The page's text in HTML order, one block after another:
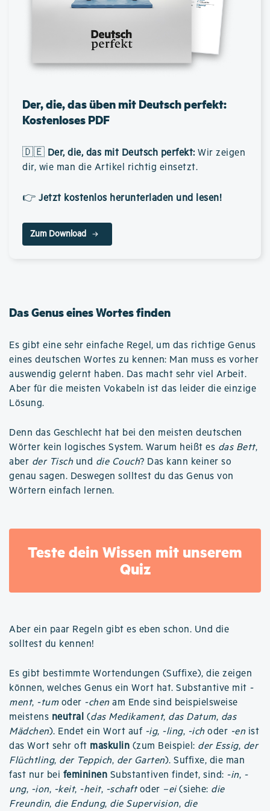
Der, die, das üben mit Deutsch perfekt:
Kostenloses PDF
🇩🇪 Der, die, das mit Deutsch perfekt: Wir zeigen
dir, wie man die Artikel richtig einsetzt.
👉 Jetzt kostenlos herunterladen und lesen!
Zum Download
Das Genus eines Wortes finden
Es gibt eine sehr einfache Regel, um das richtige Genus
eines deutschen Wortes zu kennen: Man muss es vorher
auswendig gelernt haben. Das macht sehr viel Arbeit.
Aber für die meisten Vokabeln ist das leider die einzige
Lösung.
Denn das Geschlecht hat bei den meisten deutschen
Wörter kein logisches System. Warum heißt es das Bett,
aber der Tisch und die Couch? Das kann keiner so
genau sagen. Deswegen solltest du das Genus von
Wörtern einfach lernen.
Teste dein Wissen mit unserem
Quiz
Aber ein paar Regeln gibt es eben schon. Und die
solltest du kennen!
Es gibt bestimmte Wortendungen (Suffixe), die zeigen
können, welches Genus ein Wort hat. Substantive mit -
ment, -tumoder -chen am Ende sind beispielsweise
meistens neutral (das Medikament, das Datum, das
Mädchen). Endet ein Wort auf -ig, -ling, -ich oder -en ist
das Wort sehr oft maskulin (zum Beispiel: der Essig, der
Flüchtling, der Teppich, der Garten). Suffixe, die man
fast nur bei femininen Substantiven findet, sind: -in, -
ung, -ion, -keit, -heit, -schaftoder –ei(siehe: die
Freundin, die Endung, die Supervision, die